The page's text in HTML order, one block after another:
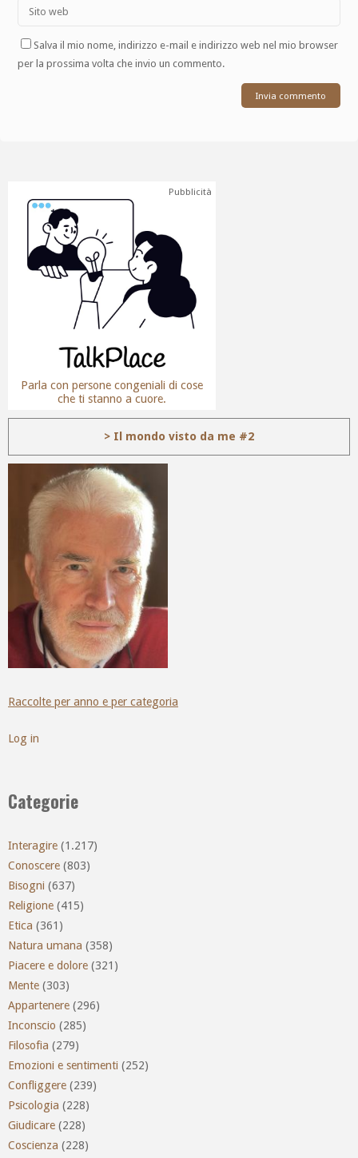
Salva il mio nome, indirizzo e-mail e indirizzo web nel mio browser
per la prossima volta che invio un commento.
Pubblicità
Parla con persone congeniali di cose
che ti stanno a cuore.
> Il mondo visto da me #2
Raccolte per anno e per categoria
Log in
Categorie
Interagire (1.217)
Conoscere (803)
Bisogni (637)
Religione (415)
Etica (361)
Natura umana (358)
Piacere e dolore (321)
Mente (303)
Appartenere (296)
Inconscio (285)
Filosofia (279)
Emozioni e sentimenti (252)
Confliggere (239)
Psicologia (228)
Giudicare (228)
Coscienza (228)